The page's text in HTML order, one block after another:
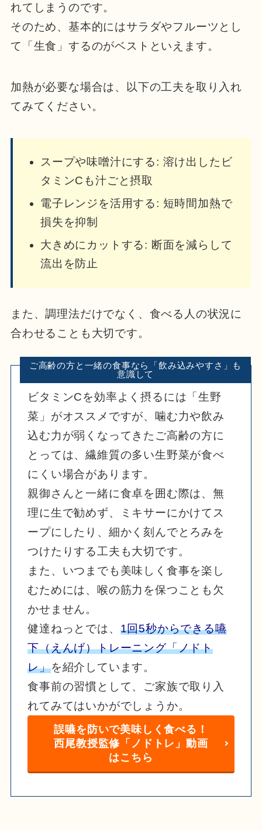
れてしまうのです。
そのため、基本的にはサラダやフルーツとし
て「生食」するのがベストといえます。
加熱が必要な場合は、以下の工夫を取り入れ
てみてください。
スープや味噌汁にする: 溶け出したビ
タミンCも汁ごと摂取
電子レンジを活用する: 短時間加熱で
損失を抑制
大きめにカットする: 断面を減らして
流出を防止
また、調理法だけでなく、食べる人の状況に
合わせることも大切です。
ビタミンCを効率よく摂るには「生野
菜」がオススメですが、噛む力や飲み
込む力が弱くなってきたご高齢の方に
とっては、繊維質の多い生野菜が食べ
にくい場合があります。
親御さんと一緒に食卓を囲む際は、無
理に生で勧めず、ミキサーにかけてス
ープにしたり、細かく刻んでとろみを
つけたりする工夫も大切です。
また、いつまでも美味しく食事を楽し
むためには、喉の筋力を保つことも欠
かせません。
健達ねっとでは、 1回5秒からできる嚥
下（えんげ）トレーニング「ノドト
レ」を紹介しています。
食事前の習慣として、ご家族で取り入
れてみてはいかがでしょうか。
誤嚥を防いで美味しく食べる！
西尾教授監修「ノドトレ」動画
はこちら